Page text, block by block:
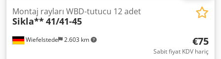
Wiefelstede 2.603 km
Montaj rayları WBD-tutucu 12 adet
Sikla**41/41-45
€75
Sabit fiyat KDV hariç